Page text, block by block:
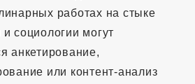
работах на стыке
социологии могут
анкетирование,
или контент-анализ